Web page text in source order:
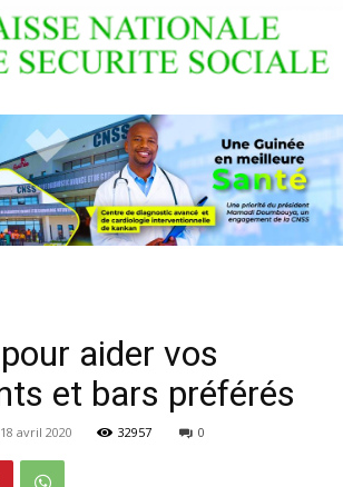
aider vos
et bars préférés
18 avril 2020 32957 0